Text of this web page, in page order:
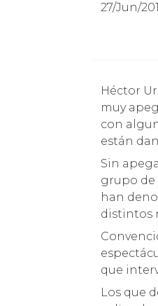
27/Jun/
Héctor Urbina es un joven proveniente de la Isla de Pascua y como buen Rapa Nui es
muy
con
están
Sin
grupo de
han
distintos
que
Los que